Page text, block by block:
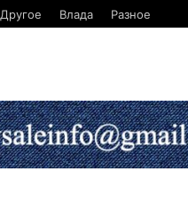
Другое Влада Разное